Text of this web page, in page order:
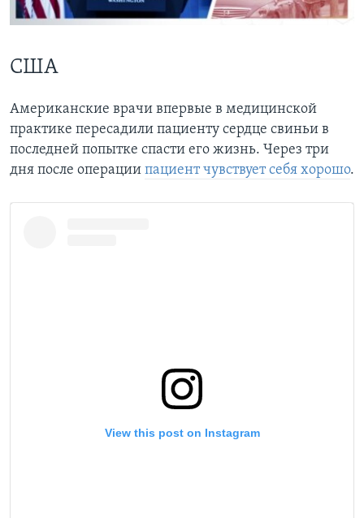
Learning English
СОЦИАЛЬНЫЕ СЕТИ
Языки
США
Американские врачи впервые в медицинской
практике пересадили пациенту сердце свиньи в
последней попытке спасти его жизнь. Через три
дня после операции пациент чувствует себя хорошо.